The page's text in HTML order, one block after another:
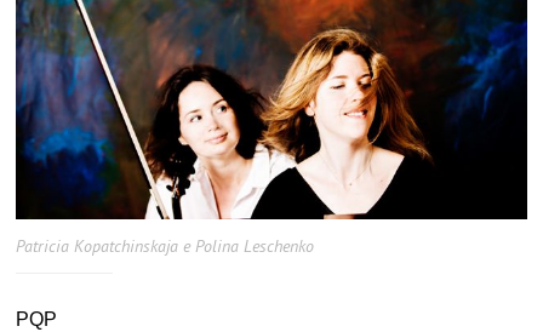
Patricia Kopatchinskaja e Polina Leschenko
PQP